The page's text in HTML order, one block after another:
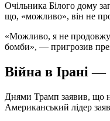
Очільника Білого дому
що, «можливо», він не
«Можливо, я не продовжу
бомби», — пригрозив
Війна в Ірані —
Днями Трамп заявив, що
Американський лідер